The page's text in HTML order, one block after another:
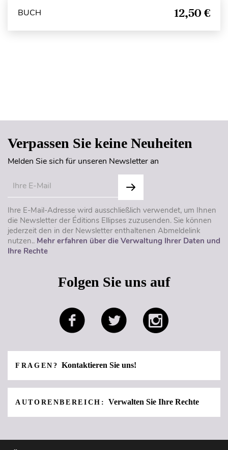
BUCH 12,50 €
Verpassen Sie keine Neuheiten
Melden Sie sich für unseren Newsletter an
Ihre E-Mail-Adresse wird ausschließlich verwendet, um Ihnen
die Newsletter der Éditions Ellipses zuzusenden. Sie können
jederzeit den in der Newsletter enthaltenen Abmeldelink
nutzen.. Mehr erfahren über die Verwaltung Ihrer Daten und
Ihre Rechte
Folgen Sie uns auf
FRAGEN? Kontaktieren Sie uns!
AUTORENBEREICH: Verwalten Sie Ihre Rechte